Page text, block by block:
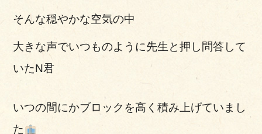
そんな穏やかな空気の中
大きな声でいつものように先生と押し問答して
いたN君
いつの間にかブロックを高く積み上げていまし
た